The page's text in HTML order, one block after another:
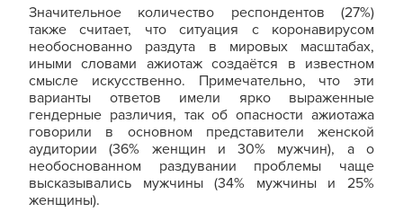
Значительное количество респондентов (27%)
также считает, что ситуация с коронавирусом
необоснованно раздута в мировых масштабах,
иными словами ажиотаж создаётся в известном
смысле искусственно. Примечательно, что эти
варианты ответов имели ярко выраженные
гендерные различия, так об опасности ажиотажа
говорили в основном представители женской
аудитории (36% женщин и 30% мужчин), а о
необоснованном раздувании проблемы чаще
высказывались мужчины (34% мужчины и 25%
женщины).